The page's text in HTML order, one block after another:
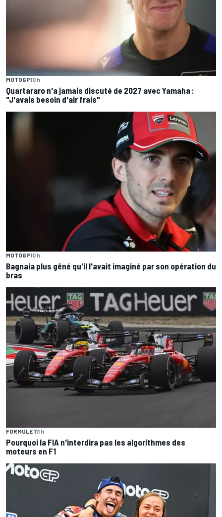
MOTOGP10 h
Quartararo n'a jamais discuté de 2027 avec Yamaha :
"J'avais besoin d'air frais"
MOTOGP10 h
Bagnaia plus gêné qu'il l'avait imaginé par son opération du
bras
FORMULE 111 h
Pourquoi la FIA n'interdira pas les algorithmes des
moteurs en F1